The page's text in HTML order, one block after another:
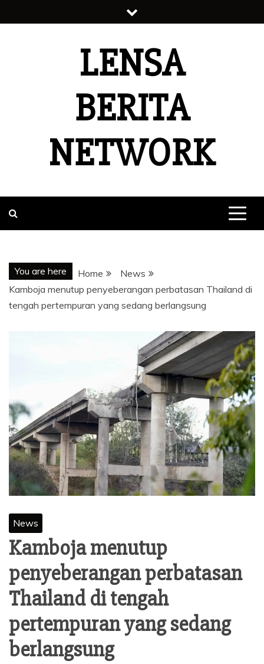
to
LENSA
BERITA
NETWORK
You are here Home
News
Kamboja menutup penyeberangan perbatasan Thailand di
tengah pertempuran yang sedang berlangsung
News
Kamboja menutup
penyeberangan perbatasan
Thailand di tengah
pertempuran yang sedang
berlangsung